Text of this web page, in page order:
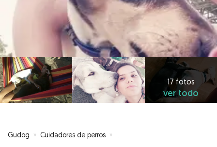
17 fotos
ver todo
Gudog » Cuidadores de perros »